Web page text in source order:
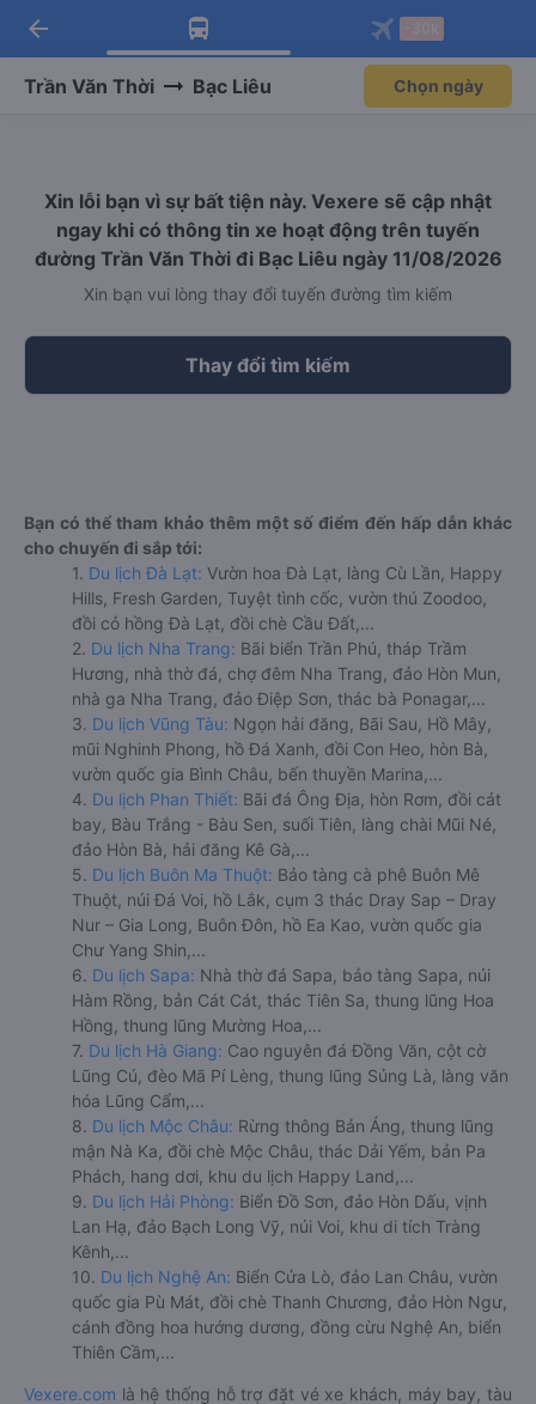
Tải app Vexere ngay!
Nhận ưu đãi thành viên độc
Mở app
Tải app Vexere
-30k/ghế khi đặt vé máy bay qua
Mở app
arrow_back
Trần Văn Thời Bạc Liêu Chọn ngày
Xin lỗi bạn vì sự bất tiện này. Vexere sẽ cập nhật
ngay khi có thông tin xe hoạt động trên tuyến
đường Trần Văn Thời đi Bạc Liêu ngày 11/08/2026
Xin bạn vui lòng thay đổi tuyến đường tìm kiếm
Thay đổi tìm kiếm
Bạn có thể tham khảo thêm một số điểm đến hấp dẫn khác
cho chuyến đi sắp tới:
1. Du lịch Đà Lạt: Vườn hoa Đà Lạt, làng Cù Lần, Happy
Hills, Fresh Garden, Tuyệt tình cốc, vườn thú Zoodoo,
đồi cỏ hồng Đà Lạt, đồi chè Cầu Đất,...
2. Du lịch Nha Trang: Bãi biển Trần Phú, tháp Trầm
Hương, nhà thờ đá, chợ đêm Nha Trang, đảo Hòn Mun,
nhà ga Nha Trang, đảo Điệp Sơn, thác bà Ponagar,...
3. Du lịch Vũng Tàu: Ngọn hải đăng, Bãi Sau, Hồ Mây,
mũi Nghinh Phong, hồ Đá Xanh, đồi Con Heo, hòn Bà,
vườn quốc gia Bình Châu, bến thuyền Marina,...
4. Du lịch Phan Thiết: Bãi đá Ông Địa, hòn Rơm, đồi cát
bay, Bàu Trắng - Bàu Sen, suối Tiên, làng chài Mũi Né,
đảo Hòn Bà, hải đăng Kê Gà,...
5. Du lịch Buôn Ma Thuột: Bảo tàng cà phê Buôn Mê
Thuột, núi Đá Voi, hồ Lắk, cụm 3 thác Dray Sap – Dray
Nur – Gia Long, Buôn Đôn, hồ Ea Kao, vườn quốc gia
Chư Yang Shin,...
6. Du lịch Sapa: Nhà thờ đá Sapa, bảo tàng Sapa, núi
Hàm Rồng, bản Cát Cát, thác Tiên Sa, thung lũng Hoa
Hồng, thung lũng Mường Hoa,...
7. Du lịch Hà Giang: Cao nguyên đá Đồng Văn, cột cờ
Lũng Cú, đèo Mã Pí Lèng, thung lũng Sủng Là, làng văn
hóa Lũng Cẩm,...
8. Du lịch Mộc Châu: Rừng thông Bản Áng, thung lũng
mận Nà Ka, đồi chè Mộc Châu, thác Dải Yếm, bản Pa
Phách, hang dơi, khu du lịch Happy Land,...
9. Du lịch Hải Phòng: Biển Đồ Sơn, đảo Hòn Dấu, vịnh
Lan Hạ, đảo Bạch Long Vỹ, núi Voi, khu di tích Tràng
Kênh,...
10. Du lịch Nghệ An: Biển Cửa Lò, đảo Lan Châu, vườn
quốc gia Pù Mát, đồi chè Thanh Chương, đảo Hòn Ngư,
cánh đồng hoa hướng dương, đồng cừu Nghệ An, biển
Thiên Cầm,...
Vexere.com là hệ thống hỗ trợ đặt vé xe khách, máy bay, tàu